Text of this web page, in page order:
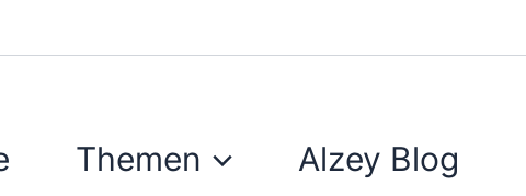
Themen Alzey Blog